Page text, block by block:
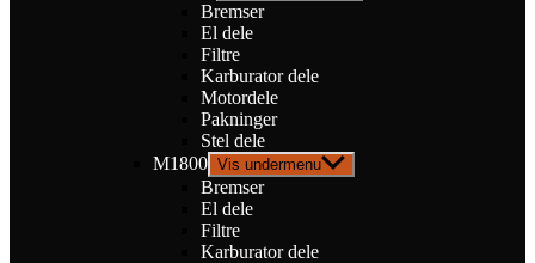
Bremser
El dele
Filtre
Karburator dele
Motordele
Pakninger
Stel dele
M1800 Vis undermenu
Bremser
El dele
Filtre
Karburator dele